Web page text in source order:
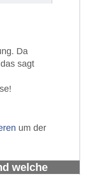
Da
sagt
um der
welche